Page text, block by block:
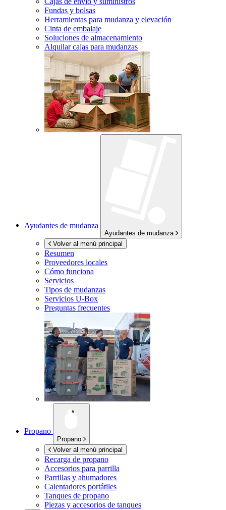
Fundas y bolsas
Herramientas para mudanza y elevación
Cinta de embalaje
Soluciones de almacenamiento
Alquilar cajas para mudanzas
Ayudantes de mudanza
Ayudantes de mudanza
Volver al menú principal
Resumen
Proveedores locales
Cómo funciona
Servicios
Tipos de mudanzas
Servicios U-Box
Preguntas frecuentes
Propano
Propano
Volver al menú principal
Recarga de propano
Accesorios para parrilla
Parrillas y ahumadores
Calentadores portátiles
Tanques de propano
Piezas y accesorios de tanques